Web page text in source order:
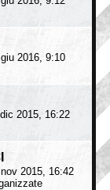
2016, 9:10
2015, 16:22
2015, 16:42